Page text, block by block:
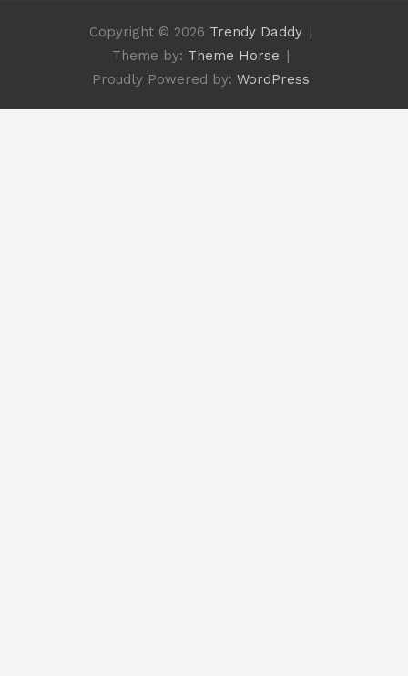
Copyright © 2026 Trendy Daddy
Theme by: Theme Horse
Proudly Powered by: WordPress